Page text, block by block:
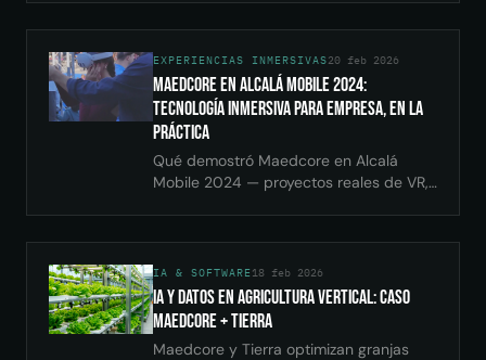
empresa.
EXPERIENCIAS INMERSIVAS20 feb 2026
Maedcore en Alcalá Mobile 2024:
tecnología inmersiva para empresa, en la
práctica
Qué demostró Maedcore en Alcalá
Mobile 2024 — proyectos reales de VR,
empresa.
IA & SOFTWARE18 feb 2026
IA y Datos en Agricultura Vertical: Caso
Maedcore + Tierra
Maedcore y Tierra optimizan granjas